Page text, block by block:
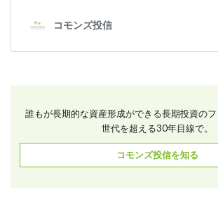
誰もが長期的な資産形成ができる長期投資のフ
世代を超える30年目線で。
コモンズ投信を知る